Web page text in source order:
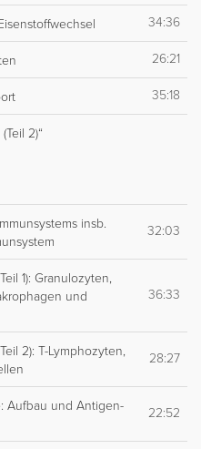
34:36
26:21
35:18
2)“
insb.
32:03
1): Granulozyten,
und
36:33
2): T-Lymphozyten,
28:27
Aufbau und Antigen-
22:52